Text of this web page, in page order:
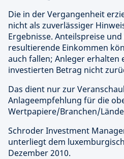
Die in der Vergangenheit
nicht als zuverlässiger
Ergebnisse. Anteilspreise
resultierende Einkommen
auch fallen; Anleger erhalten
investierten Betrag nicht
Das dient nur zur
Anlageempfehlung für die
Wertpapiere/Branchen/
Schroder Investment
unterliegt dem
Dezember 2010.